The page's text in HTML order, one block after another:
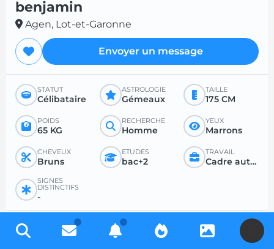
benjamin
Agen, Lot-et-Garonne
Envoyer un message
STATUT
Célibataire
ASTROLOGIE
Gémeaux
TAILLE
175 CM
POIDS
65 KG
RECHERCHE
Homme
YEUX
Marrons
CHEVEUX
Bruns
ÉTUDES
bac+2
TRAVAIL
Cadre autre secteur
SIGNES
DISTINCTIFS
-
PROFIL RECHERCHÉ
ÂGE SOUHAITÉ